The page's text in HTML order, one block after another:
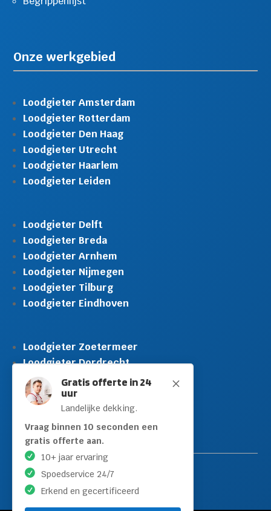
M
Gratis offerte in 24
uur
Landelijke dekking.
Vraag binnen 10 seconden een
gratis offerte aan.
10+ jaar ervaring
Spoedservice 24/7
Erkend en gecertificeerd
Onze werkgebied
Loodgieter Amsterdam
Loodgieter Rotterdam
Loodgieter Den Haag
Loodgieter Utrecht
Loodgieter Haarlem
Loodgieter Leiden
Loodgieter Delft
Loodgieter Breda
Loodgieter Arnhem
Loodgieter Nijmegen
Loodgieter Tilburg
Loodgieter Eindhoven
Loodgieter Zoetermeer
Loodgieter Dordrecht
Loodgieter Rijswijk
Loodgieter Schiedam
Loodgieter Leidschendam
Loodgieter Hilversum